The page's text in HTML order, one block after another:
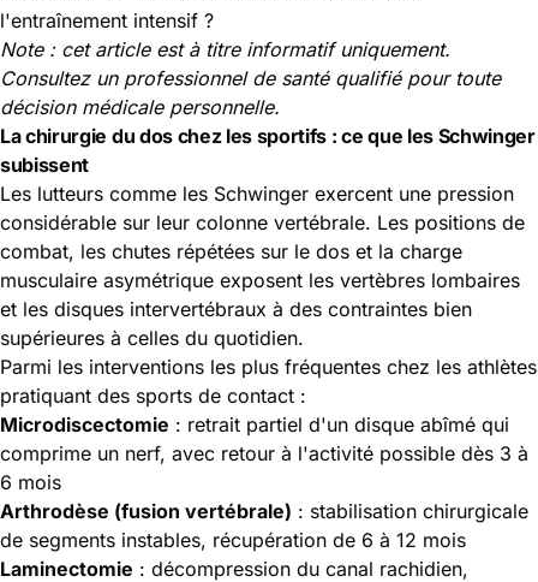
l'entraînement intensif ?
Note : cet article est à titre informatif uniquement.
Consultez un professionnel de santé qualifié pour toute
décision médicale personnelle.
La chirurgie du dos chez les sportifs : ce que les Schwinger
subissent
Les lutteurs comme les Schwinger exercent une pression
considérable sur leur colonne vertébrale. Les positions de
combat, les chutes répétées sur le dos et la charge
musculaire asymétrique exposent les vertèbres lombaires
et les disques intervertébraux à des contraintes bien
supérieures à celles du quotidien.
Parmi les interventions les plus fréquentes chez les athlètes
pratiquant des sports de contact :
Microdiscectomie : retrait partiel d'un disque abîmé qui
comprime un nerf, avec retour à l'activité possible dès 3 à
6 mois
Arthrodèse (fusion vertébrale) : stabilisation chirurgicale
de segments instables, récupération de 6 à 12 mois
Laminectomie : décompression du canal rachidien,